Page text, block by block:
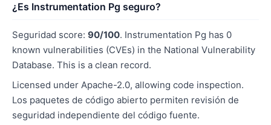
¿Es Instrumentation Pg seguro?
Seguridad score: 90/100. Instrumentation Pg has 0
known vulnerabilities (CVEs) in the National Vulnerability
Database. This is a clean record.
Licensed under Apache-2.0, allowing code inspection.
Los paquetes de código abierto permiten revisión de
seguridad independiente del código fuente.